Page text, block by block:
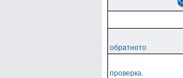
обратното
проверка.